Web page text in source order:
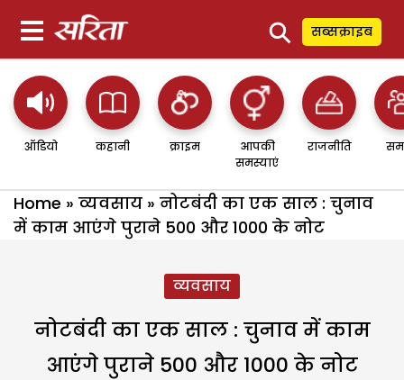
⚲ सब्सक्राइब
ऑडियो कहानी क्राइम
आपकी
समस्याएं
राजनीति
Home » व्यवसाय » नोटबंदी का एक साल : चुनाव
में काम आएंगे पुराने 500 और 1000 के नोट
व्यवसाय
नोटबंदी का एक साल : चुनाव में काम
आएंगे पुराने 500 और 1000 के नोट